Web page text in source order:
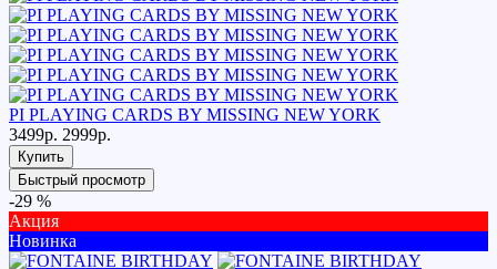
PI PLAYING CARDS BY MISSING NEW YORK
3499р. 2999р.
Купить
Быстрый просмотр
-29 %
Акция
Новинка